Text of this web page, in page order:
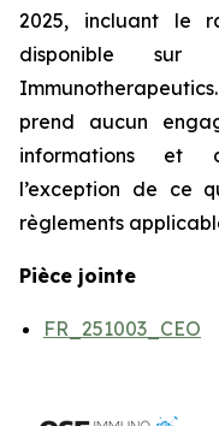
2025, incluant le
disponible sur
prend aucun
informations et
l’exception de ce
règlements
Pièce jointe
FR_251003_CEO